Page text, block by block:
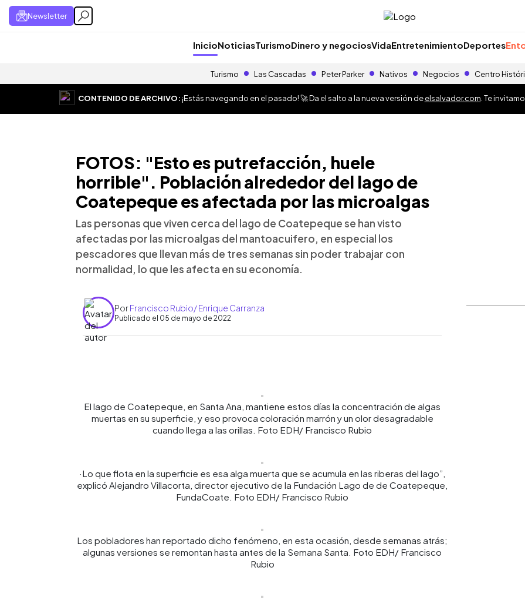
Newsletter
InicioNoticiasTurismoDinero y negociosVidaEntretenimientoDeportes
Turismo Las Cascadas Peter Parker Nativos Negocios Centro
CONTENIDO DE ARCHIVO:¡Estás navegando en el pasado! 🚀 Da el salto a la nueva versión deelsalvador.com . Te
FOTOS: "Esto es putrefacción, huele
horrible". Población alrededor del lago de
Coatepeque es afectada por las microalgas
Las personas que viven cerca del lago de Coatepeque se han visto
afectadas por las microalgas del mantoacuifero, en especial los
pescadores que llevan más de tres semanas sin poder trabajar con
normalidad, lo que les afecta en su economía.
PorFrancisco Rubio/ Enrique Carranza
Publicado el 05 de mayo de 2022
El lago de Coatepeque, en Santa Ana, mantiene estos días la concentración de algas
muertas en su superficie, y eso provoca coloración marrón y un olor desagradable
cuando llega a las orillas. Foto EDH/ Francisco Rubio
·Lo que flota en la superficie es esa alga muerta que se acumula en las riberas del lago”,
explicó Alejandro Villacorta, director ejecutivo de la Fundación Lago de de Coatepeque,
FundaCoate. Foto EDH/ Francisco Rubio
Los pobladores han reportado dicho fenómeno, en esta ocasión, desde semanas atrás;
algunas versiones se remontan hasta antes de la Semana Santa. Foto EDH/ Francisco
Rubio